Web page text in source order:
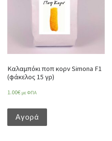
Καλαμπόκι ποπ κορν Simona F1
(φάκελος 15 γρ)
1.00€ με ΦΠΑ
Αγορά